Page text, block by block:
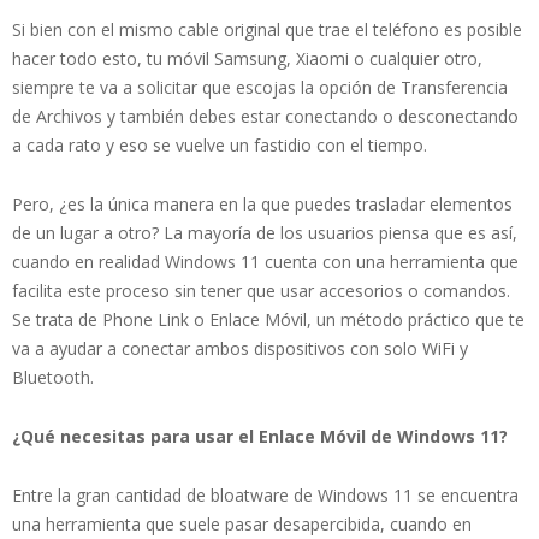
Si bien con el mismo cable original que trae el teléfono es posible
hacer todo esto, tu móvil Samsung, Xiaomi o cualquier otro,
siempre te va a solicitar que escojas la opción de Transferencia
de Archivos y también debes estar conectando o desconectando
a cada rato y eso se vuelve un fastidio con el tiempo.
Pero, ¿es la única manera en la que puedes trasladar elementos
de un lugar a otro? La mayoría de los usuarios piensa que es así,
cuando en realidad Windows 11 cuenta con una herramienta que
facilita este proceso sin tener que usar accesorios o comandos.
Se trata de Phone Link o Enlace Móvil, un método práctico que te
va a ayudar a conectar ambos dispositivos con solo WiFi y
Bluetooth.
¿Qué necesitas para usar el Enlace Móvil de Windows 11?
Entre la gran cantidad de bloatware de Windows 11 se encuentra
una herramienta que suele pasar desapercibida, cuando en